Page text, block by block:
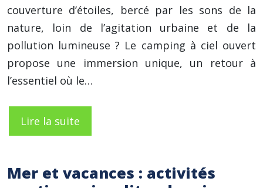
couverture d’étoiles, bercé par les sons de la
nature, loin de l’agitation urbaine et de la
pollution lumineuse ? Le camping à ciel ouvert
propose une immersion unique, un retour à
l’essentiel où le…
Lire la suite
Mer et vacances : activités